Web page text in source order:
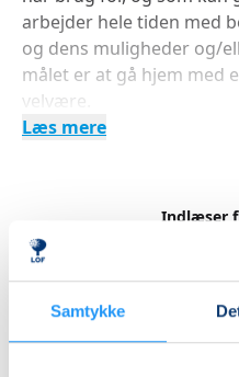
Samtykke
arbejder hele tiden med
og dens muligheder og/
målet er at gå hjem med
velvære.
Læs mere
Indlæser
Betal med